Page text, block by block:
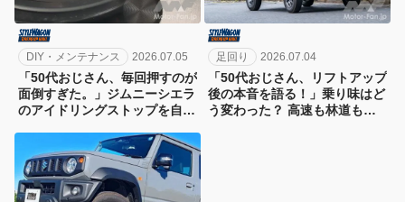
DIY・メンテナンス 2026.07.05
「50代おじさん、毎回押すのが
面倒すぎた。」ジムニーシエラ
のアイドリングストップを自動
足回り 2026.07.04
「50代おじさん、リフトアップ
後の本音を語る！」乗り味はど
う変わった？ 高速も林道も走